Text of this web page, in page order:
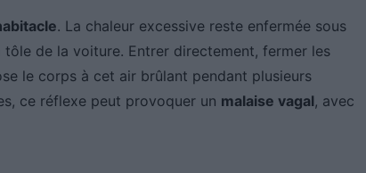
. La chaleur excessive reste enfermée sous
de la voiture. Entrer directement, fermer les
le corps à cet air brûlant pendant plusieurs
ce réflexe peut provoquer un malaise vagal, avec